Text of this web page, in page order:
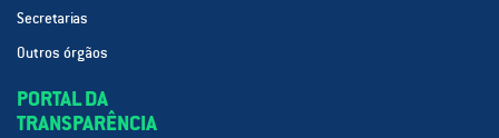
Secretarias
Outros órgãos
PORTAL DA
TRANSPARÊNCIA